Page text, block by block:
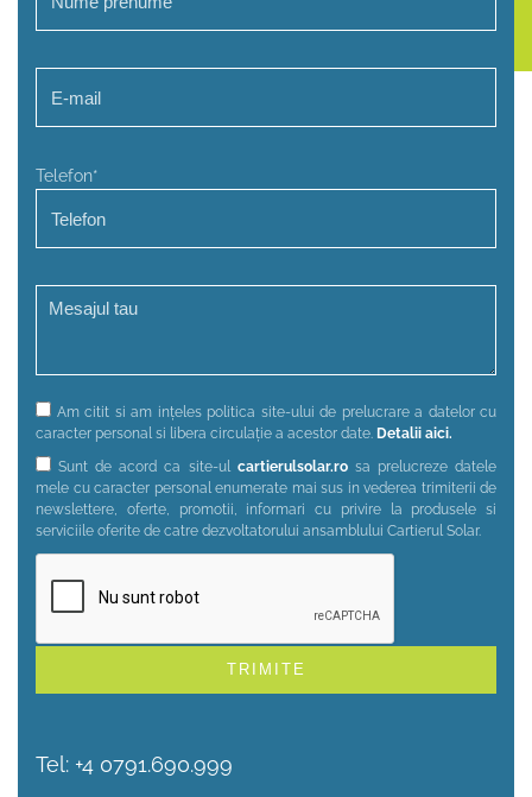
Telefon*
Am citit si am ințeles politica site-ului de prelucrare a datelor cu
caracter personal si libera circulație a acestor date. Detalii aici.
Sunt de acord ca site-ul cartierulsolar.rosa prelucreze datele
mele cu caracter personal enumerate mai sus in vederea trimiterii de
newslettere, oferte, promotii, informari cu privire la produsele si
serviciile oferite de catre dezvoltatorului ansamblului Cartierul Solar.
Tel: +4 0791.690.999